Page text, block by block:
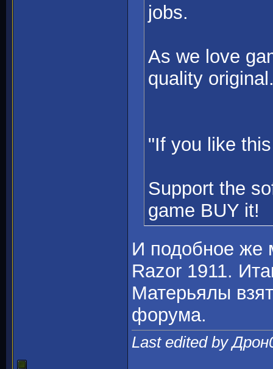
jobs.
As we love
quality
"If you like
Support the
game BUY it!
И подобное же
Razor 1911.
Матерьялы
форума.
Last edited by